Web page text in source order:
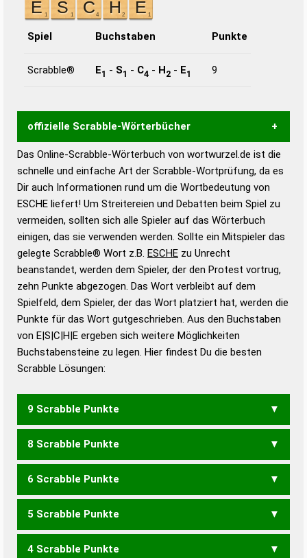
Spiel Buchstaben Punkte
Scrabble® E1 - S1 - C4 - H2 - E1 9
offizielle Scrabble-Wörterbücher
Wortwurzel liefert mit Hilfe eines semantischen
Wortanalyse-Algorithmus gute Anhaltspunkte zu
Wortbedeutung, Worttrennung und Wortform, um die
Gültigkeit eines Wortes für das Scrabble-Spiel zu
bestimmen!
zugelassene Turnier Scrabble-
Wörterbücher sind:
Duden – Standardwerk in 12 Bänden
Duden – Richtiges und gutes
Deutsch
Duden – Die deutsche Grammatik
Duden – Deutsches
Das Online-Scrabble-Wörterbuch von wortwurzel.de ist die
schnelle und einfache Art der Scrabble-Wortprüfung, da es
Dir auch Informationen rund um die Wortbedeutung von
ESCHE liefert! Um Streitereien und Debatten beim Spiel zu
vermeiden, sollten sich alle Spieler auf das Wörterbuch
einigen, das sie verwenden werden. Sollte ein Mitspieler das
gelegte Scrabble® Wort z.B. ESCHE zu Unrecht
beanstandet, werden dem Spieler, der den Protest vortrug,
zehn Punkte abgezogen. Das Wort verbleibt auf dem
Spielfeld, dem Spieler, der das Wort platziert hat, werden die
Punkte für das Wort gutgeschrieben. Aus den Buchstaben
von E|S|C|H|E ergeben sich weitere Möglichkeiten
Buchstabensteine zu legen. Hier findest Du die besten
Scrabble Lösungen:
9 Scrabble Punkte
ECHSE SECHE
8 Scrabble Punkte
EHEC SECH
6 Scrabble Punkte
CES SEC
5 Scrabble Punkte
SEHE
4 Scrabble Punkte